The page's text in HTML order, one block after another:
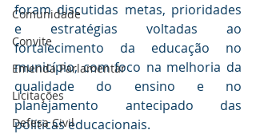
Comunidade
Convite
Emenda Parlamentar
Licitações
Defesa Civil
foram discutidas metas, prioridades
e estratégias voltadas ao
fortalecimento da educação no
município, com foco na melhoria da
qualidade do ensino e no
planejamento antecipado das
políticas educacionais.